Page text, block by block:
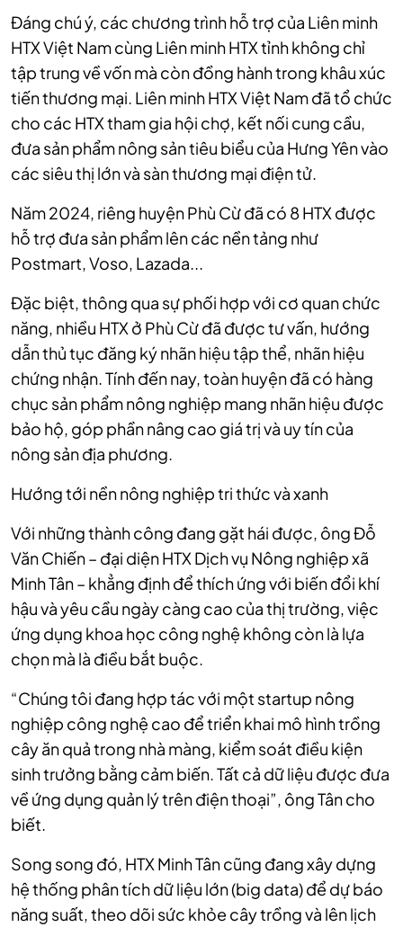
Đáng chú ý, các chương trình hỗ trợ của Liên minh
HTX Việt Nam cùng Liên minh HTX tỉnh không chỉ
tập trung về vốn mà còn đồng hành trong khâu xúc
tiến thương mại. Liên minh HTX Việt Nam đã tổ chức
cho các HTX tham gia hội chợ, kết nối cung cầu,
đưa sản phẩm nông sản tiêu biểu của Hưng Yên vào
các siêu thị lớn và sàn thương mại điện tử.
Năm 2024, riêng huyện Phù Cừ đã có 8 HTX được
hỗ trợ đưa sản phẩm lên các nền tảng như
Postmart, Voso, Lazada...
Đặc biệt, thông qua sự phối hợp với cơ quan chức
năng, nhiều HTX ở Phù Cừ đã được tư vấn, hướng
dẫn thủ tục đăng ký nhãn hiệu tập thể, nhãn hiệu
chứng nhận. Tính đến nay, toàn huyện đã có hàng
chục sản phẩm nông nghiệp mang nhãn hiệu được
bảo hộ, góp phần nâng cao giá trị và uy tín của
nông sản địa phương.
Hướng tới nền nông nghiệp tri thức và xanh
Với những thành công đang gặt hái được, ông Đỗ
Văn Chiến – đại diện HTX Dịch vụ Nông nghiệp xã
Minh Tân – khẳng định để thích ứng với biến đổi khí
hậu và yêu cầu ngày càng cao của thị trường, việc
ứng dụng khoa học công nghệ không còn là lựa
chọn mà là điều bắt buộc.
“Chúng tôi đang hợp tác với một startup nông
nghiệp công nghệ cao để triển khai mô hình trồng
cây ăn quả trong nhà màng, kiểm soát điều kiện
sinh trưởng bằng cảm biến. Tất cả dữ liệu được đưa
về ứng dụng quản lý trên điện thoại”, ông Tân cho
biết.
Song song đó, HTX Minh Tân cũng đang xây dựng
hệ thống phân tích dữ liệu lớn (big data) để dự báo
năng suất, theo dõi sức khỏe cây trồng và lên lịch